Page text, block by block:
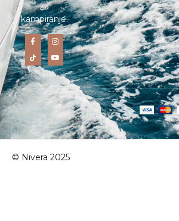
za
kampiranje.
© Nivera 2025